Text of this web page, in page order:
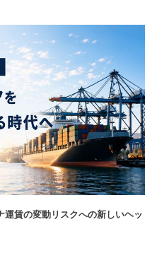
賃の変動リスクへの新しいヘッ